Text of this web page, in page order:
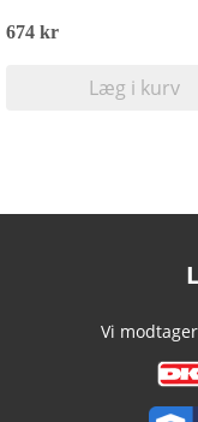
674 kr
Læg i kurv
Vi